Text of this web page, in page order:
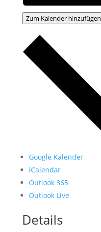
Zum Kalender hinzufügen
Google Kalender
iCalendar
Outlook 365
Outlook Live
Details